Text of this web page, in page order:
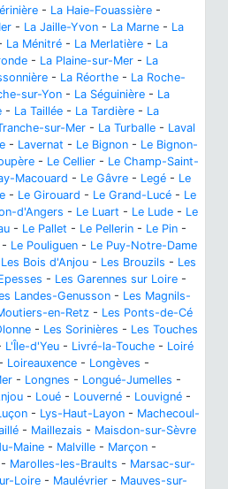
- La Haie-Fouassière -
- La Jaille-Yvon - La Marne - La
La Ménitré - La Merlatière - La
- La Plaine-sur-Mer - La
- La Réorthe - La Roche-
sur-Yon - La Séguinière - La
- La Taillée - La Tardière - La
sur-Mer - La Turballe - Laval
- Lavernat - Le Bignon - Le Bignon-
- Le Cellier - Le Champ-Saint-
Macouard - Le Gâvre - Legé - Le
- Le Girouard - Le Grand-Lucé - Le
d'Angers - Le Luart - Le Lude - Le
- Le Pallet - Le Pellerin - Le Pin -
- Le Pouliguen - Le Puy-Notre-Dame
Les Bois d'Anjou - Les Brouzils - Les
- Les Garennes sur Loire -
Landes-Genusson - Les Magnils-
en-Retz - Les Ponts-de-Cé
- Les Sorinières - Les Touches
L'Île-d'Yeu - Livré-la-Touche - Loiré
- Loireauxence - Longèves -
- Longnes - Longué-Jumelles -
- Loué - Louverné - Louvigné -
- Lys-Haut-Layon - Machecoul-
- Maillezais - Maisdon-sur-Sèvre
Maine - Malville - Marçon -
- Marolles-les-Braults - Marsac-sur-
Loire - Maulévrier - Mauves-sur-